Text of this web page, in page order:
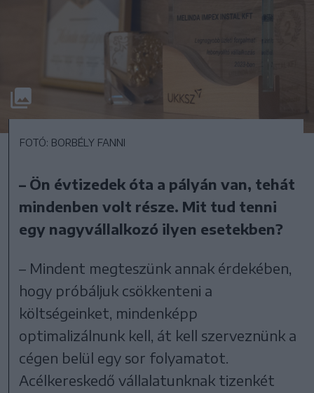
FOTÓ: BORBÉLY FANNI
– Ön évtizedek óta a pályán van, tehát
mindenben volt része. Mit tud tenni
egy nagyvállalkozó ilyen esetekben?
– Mindent megteszünk annak érdekében,
hogy próbáljuk csökkenteni a
költségeinket, mindenképp
optimalizálnunk kell, át kell szerveznünk a
cégen belül egy sor folyamatot.
Acélkereskedő vállalatunknak tizenkét